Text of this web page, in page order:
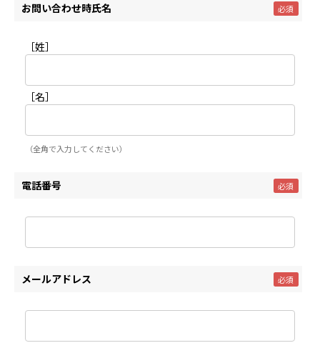
お問い合わせ時氏名
［姓］
［名］
（全角で入力してください）
電話番号
メールアドレス